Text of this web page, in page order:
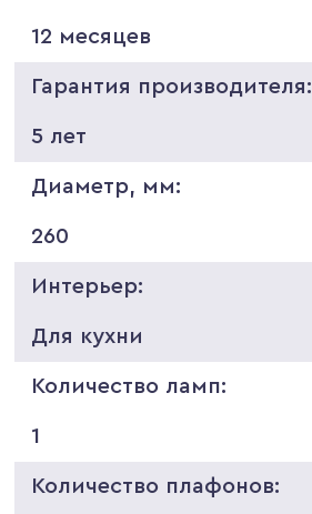
12 месяцев
Гарантия производителя:
5 лет
Диаметр, мм:
260
Интерьер:
Для кухни
Количество ламп:
1
Количество плафонов: